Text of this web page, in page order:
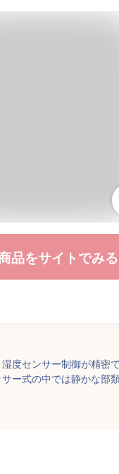
品をサイトでみる
度センサー制御が精密
ー式の中では静かな部